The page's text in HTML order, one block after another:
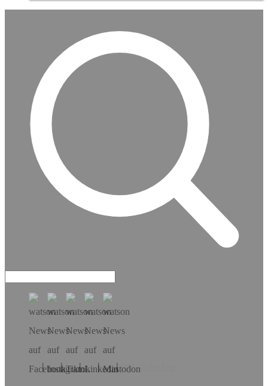
Hol dir die App!